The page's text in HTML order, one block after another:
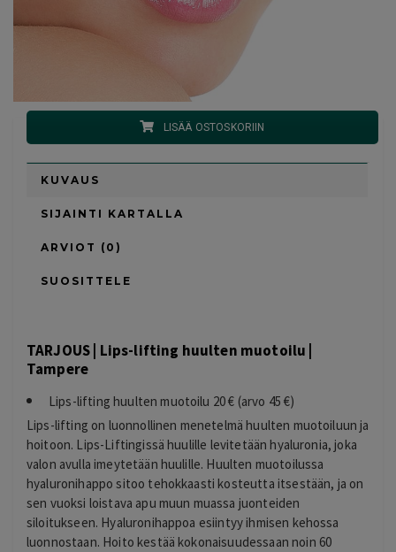
LISÄÄ OSTOSKORIIN
KUVAUS
SIJAINTI KARTALLA
ARVIOT (0)
SUOSITTELE
TARJOUS | Lips-lifting huulten muotoilu |
Tampere
Lips-lifting huulten muotoilu 20 € (arvo 45 €)
Lips-lifting on luonnollinen menetelmä huulten muotoiluun ja
hoitoon. Lips-Liftingissä huulille levitetään hyaluronia, joka
valon avulla imeytetään huulille. Huulten muotoilussa
hyaluronihappo sitoo tehokkaasti kosteutta itsestään, ja on
sen vuoksi loistava apu muun muassa juonteiden
siloitukseen. Hyaluronihappoa esiintyy ihmisen kehossa
luonnostaan. Hoito kestää kokonaisuudessaan noin 60